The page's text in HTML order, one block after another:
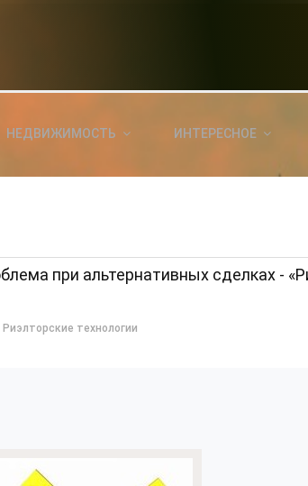
НЕДВИЖИМОСТЬ ИНТЕРЕСНОЕ
при альтернативных сделках -
Риэлторские технологии